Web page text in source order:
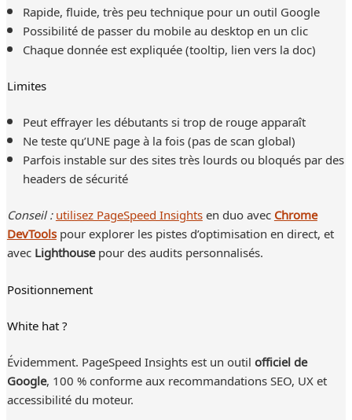
Rapide, fluide, très peu technique pour un outil Google
Possibilité de passer du mobile au desktop en un clic
Chaque donnée est expliquée (tooltip, lien vers la doc)
Limites
Peut effrayer les débutants si trop de rouge apparaît
Ne teste qu’UNE page à la fois (pas de scan global)
Parfois instable sur des sites très lourds ou bloqués par des
headers de sécurité
Conseil :utilisez PageSpeed Insightsen duo avecChrome
DevToolspour explorer les pistes d’optimisation en direct, et
avecLighthousepour des audits personnalisés.
Positionnement
White hat ?
Évidemment. PageSpeed Insights est un outilofficiel de
Google, 100 % conforme aux recommandations SEO, UX et
accessibilité du moteur.